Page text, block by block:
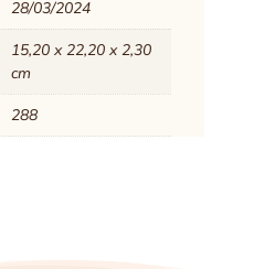
28/03/2024
15,20 x 22,20 x 2,30
cm
288